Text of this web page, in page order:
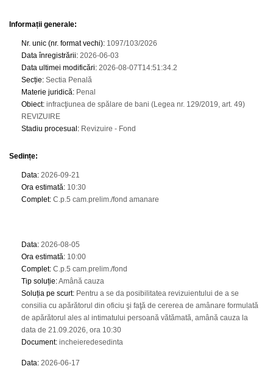
Informații generale:
Nr. unic (nr. format vechi): 1097/103/2026
Data înregistrării: 2026-06-03
Data ultimei modificări: 2026-08-07T14:51:34.2
Secție: Sectia Penală
Materie juridică: Penal
Obiect: infracţiunea de spălare de bani (Legea nr. 129/2019, art. 49)
REVIZUIRE
Stadiu procesual : Revizuire - Fond
Sedințe:
Data: 2026-09-21
Ora estimată: 10:30
Complet: C.p.5 cam.prelim./fond amanare
Data: 2026-08-05
Ora estimată: 10:00
Complet: C.p.5 cam.prelim./fond
Tip soluție:Amână cauza
Soluția pe scurt: Pentru a se da posibilitatea revizuientului de a se
consilia cu apărătorul din oficiu şi faţă de cererea de amânare formulată
de apărătorul ales al intimatului persoană vătămată, amână cauza la
data de 21.09.2026, ora 10:30
Document: incheieredesedinta
Data: 2026-06-17